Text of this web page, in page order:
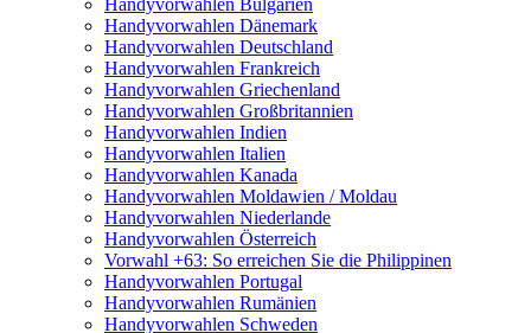
Handyvorwahlen Dänemark
Handyvorwahlen Deutschland
Handyvorwahlen Frankreich
Handyvorwahlen Griechenland
Handyvorwahlen Großbritannien
Handyvorwahlen Indien
Handyvorwahlen Italien
Handyvorwahlen Kanada
Handyvorwahlen Moldawien / Moldau
Handyvorwahlen Niederlande
Handyvorwahlen Österreich
Vorwahl +63: So erreichen Sie die Philippinen
Handyvorwahlen Portugal
Handyvorwahlen Rumänien
Handyvorwahlen Schweden